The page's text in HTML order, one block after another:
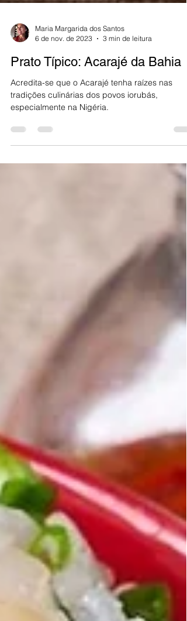
Maria Margarida dos Santos
6 de nov. de 2023
3 min de leitura
Prato Típico: Acarajé da Bahia
Acredita-se que o Acarajé tenha raízes nas
tradições culinárias dos povos iorubás,